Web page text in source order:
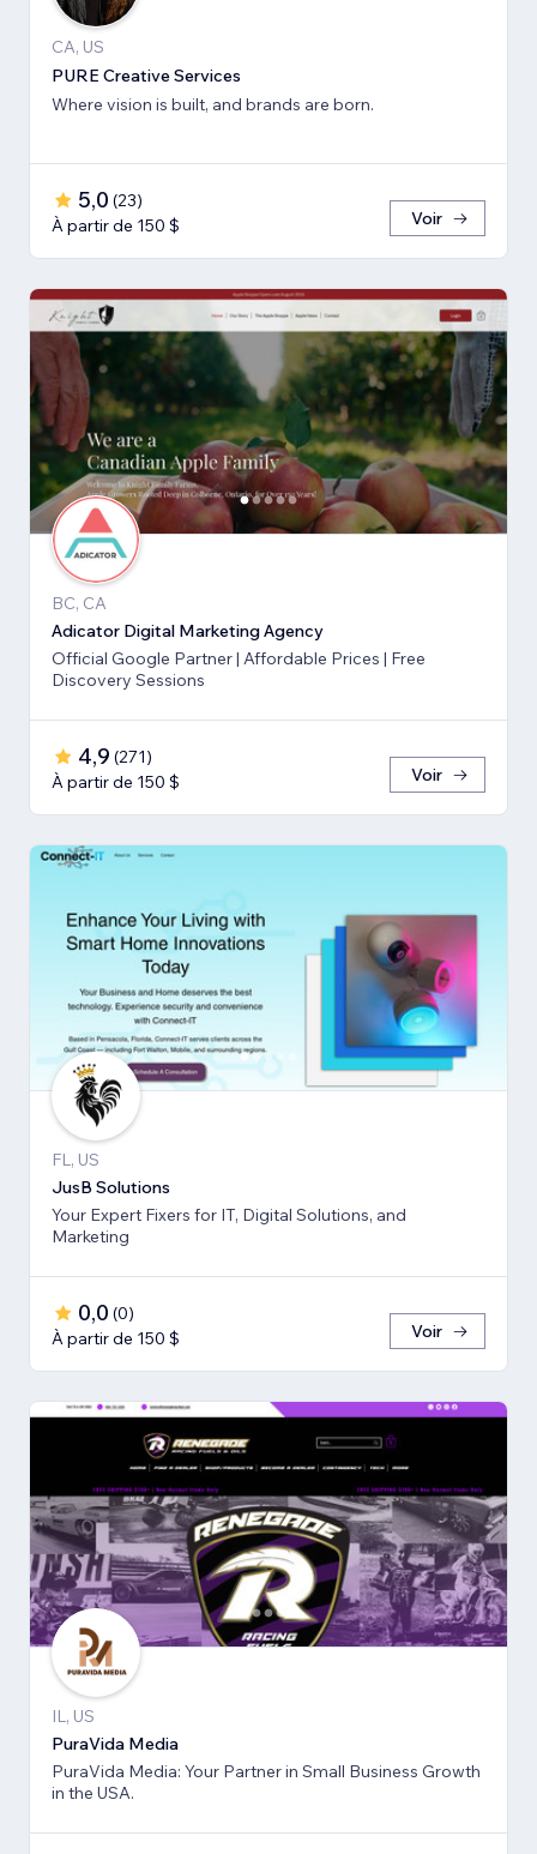
CA, US
PURE Creative Services
Where vision is built, and brands are born.
5,0 (23)
À partir de 150 $
Voir
BC, CA
Adicator Digital Marketing Agency
Official Google Partner | Affordable Prices | Free
Discovery Sessions
4,9 (271)
À partir de 150 $
Voir
FL, US
JusB Solutions
Your Expert Fixers for IT, Digital Solutions, and
Marketing
0,0 (0)
À partir de 150 $
Voir
IL, US
PuraVida Media
PuraVida Media: Your Partner in Small Business Growth
in the USA.